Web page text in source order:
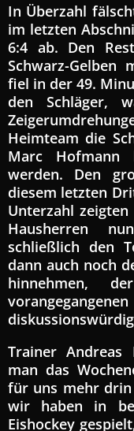
In Überzahl
im letzten
6:4 ab. Den
Schwarz-Gelben
fiel in der 49.
den Schläger,
Heimteam die
Marc Hofmann
werden. Den
diesem letzten
Unterzahl
Hausherren
schließlich den
dann auch noch
hinnehmen,
Trainer Andreas
man das
für uns mehr drin
wir haben in
Eishockey